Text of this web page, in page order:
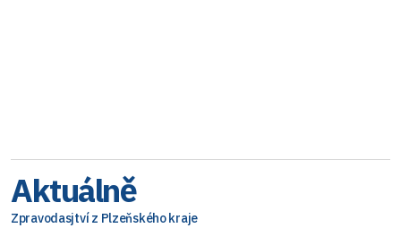
Aktuálně
Zpravodasjtví z Plzeňského kraje